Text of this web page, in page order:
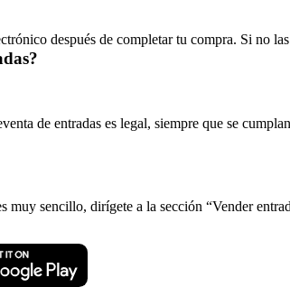
después de completar tu compra. Si no
de entradas es legal, siempre que se
muy sencillo, dirígete a la sección “Vender